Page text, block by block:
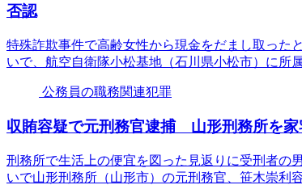
否認
特殊詐欺事件で高齢女性から現金をだまし取った
いで、航空自衛隊小松基地（石川県小松市）に所
公務員の職務関連犯罪
収賄容疑で元刑務官逮捕 山形刑務所を
刑務所で生活上の便宜を図った見返りに受刑者の
いで山形刑務所（山形市）の元刑務官、笹木崇利